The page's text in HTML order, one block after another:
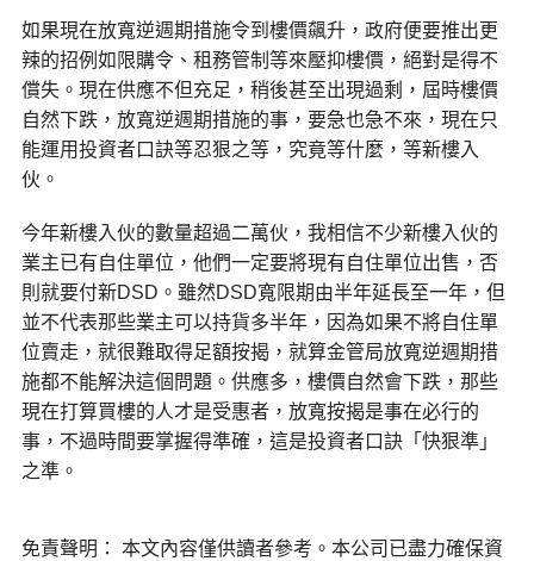
如果現在放寬逆週期措施令到樓價飆升，政府便要推出更
辣的招例如限購令、租務管制等來壓抑樓價，絕對是得不
償失。現在供應不但充足，稍後甚至出現過剩，屆時樓價
自然下跌，放寬逆週期措施的事，要急也急不來，現在只
能運用投資者口訣等忍狠之等，究竟等什麼，等新樓入
伙。
今年新樓入伙的數量超過二萬伙，我相信不少新樓入伙的
業主已有自住單位，他們一定要將現有自住單位出售，否
則就要付新DSD。雖然DSD寬限期由半年延長至一年，但
並不代表那些業主可以持貨多半年，因為如果不將自住單
位賣走，就很難取得足額按揭，就算金管局放寬逆週期措
施都不能解決這個問題。供應多，樓價自然會下跌，那些
現在打算買樓的人才是受惠者，放寬按揭是事在必行的
事，不過時間要掌握得準確，這是投資者口訣「快狠準」
之準。
免責聲明： 本文內容僅供讀者參考。本公司已盡力確保資